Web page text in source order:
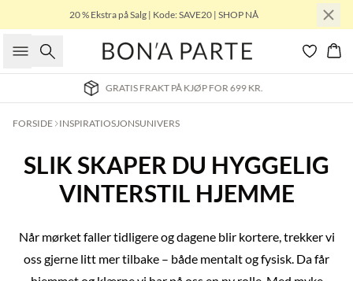
20 % Ekstra på Salg | Kode: SAVE20 | SHOP NÅ
Søk
LEVERING 3-5 VIRKEDAGER
FORSIDE INSPIRATIOSJONSUNIVERS
SLIK SKAPER DU HYGGELIG
VINTERSTIL HJEMME
Når mørket faller tidligere og dagene blir kortere, trekker vi
oss gjerne litt mer tilbake – både mentalt og fysisk. Da får